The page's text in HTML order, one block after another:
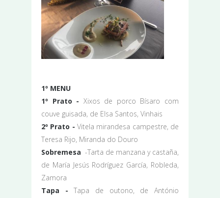
1º MENU
1º Prato - Xixos de porco Bísaro com
couve guisada, de Elsa Santos, Vinhais
2º Prato - Vitela mirandesa campestre, de
Teresa Rijo, Miranda do Douro
Sobremesa -Tarta de manzana y castaña,
de María Jesús Rodríguez García, Robleda,
Zamora
Tapa -Tapa de outono, de António